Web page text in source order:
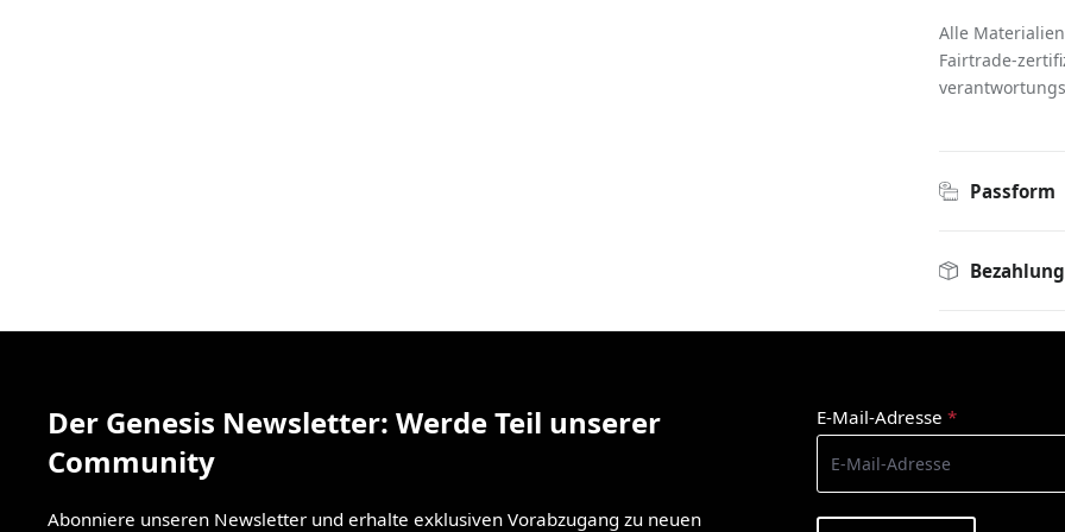
Alle
Fairtrade-
Passform
Der Genesis Newsletter: Werde Teil unserer
Community
Abonniere unseren Newsletter und erhalte exklusiven Vorabzugang zu neuen
E-Mail-Adresse *